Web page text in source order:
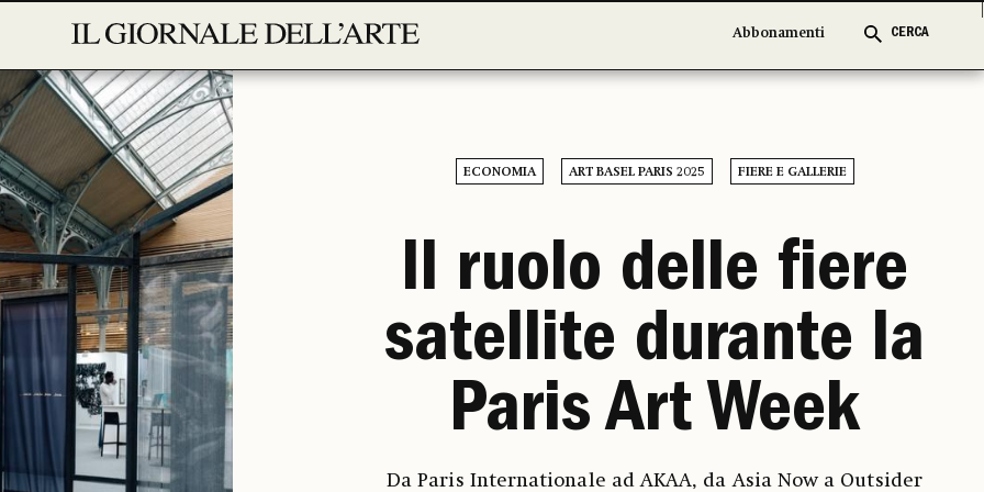
Abbonamenti CERCA
Abbonamenti CERCA
ECONOMIA ART BASEL PARIS 2025 FIERE E GALLERIE
Il ruolo delle fiere
satellite durante la
Paris Art Week
Da Paris Internationale ad AKAA, da Asia Now a Outsider